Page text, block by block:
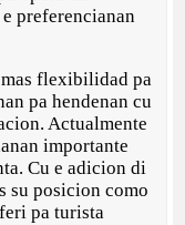
preferencianan
flexibilidad pa
pa hendenan cu
Actualmente
importante
Cu e adicion di
su posicion como
pa turista